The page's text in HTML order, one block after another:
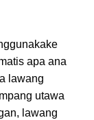
apa ana
lawang
utawa
lawang